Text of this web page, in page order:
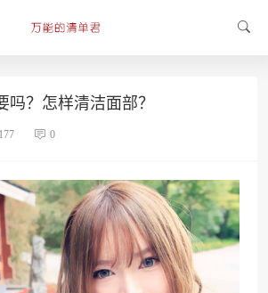
吗？怎样清洁面部？
177 0